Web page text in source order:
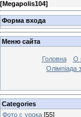
[Megapolis104]
Форма входа
Меню сайта
Головна О
Олімпіада
Categories
Фото с урока [55]